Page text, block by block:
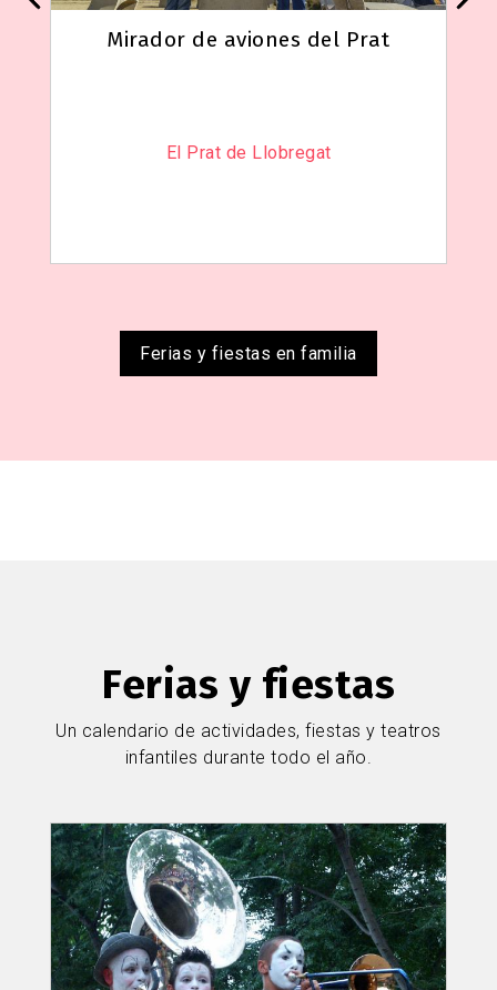
Mirador de aviones del Prat
El Prat de Llobregat
Ferias y fiestas en familia
Ferias y fiestas
Un calendario de actividades, fiestas y teatros
infantiles durante todo el año.